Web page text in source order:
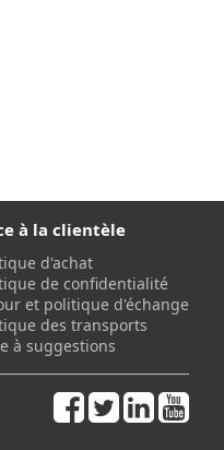
à la clientèle
d'achat
de confidentialité
et politique d'échange
des transports
à suggestions